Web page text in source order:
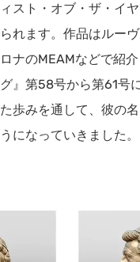
スト・オブ・ザ・イ
れます。作品はルー
ナのMEAMなどで紹
』第58号から第61号
歩みを通して、彼の
になっていきました。